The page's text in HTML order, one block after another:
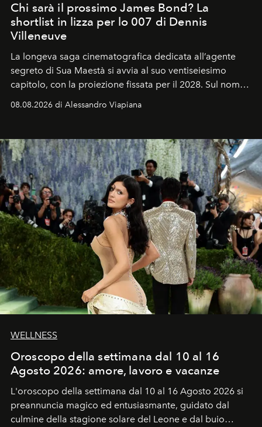
Chi sarà il prossimo James Bond? La
shortlist in lizza per lo 007 di Dennis
Villeneuve
La longeva saga cinematografica dedicata all’agente
segreto di Sua Maestà si avvia al suo ventiseiesimo
capitolo, con la proiezione fissata per il 2028. Sul nome
dell’attore chiamato a raccogliere l’eredità di Daniel
Craig, però, regna ancora il più assoluto riserbo.
08.08.2026 di Alessandro Viapiana
WELLNESS
Oroscopo della settimana dal 10 al 16
Agosto 2026: amore, lavoro e vacanze
L'oroscopo della settimana dal 10 al 16 Agosto 2026 si
preannuncia magico ed entusiasmante, guidato dal
culmine della stagione solare del Leone e dal buio